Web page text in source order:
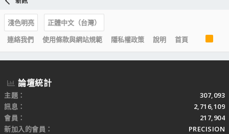
淺色明亮
正體中文（台灣）
連絡我們
使用條款與網站規範 隱私權政策 說明 首頁
R
S
S
論壇統計
主題
307,093
訊息
2,716,109
會員
217,904
新加入的會員
PRECISION